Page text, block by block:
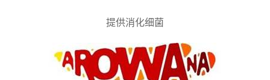
提供消化细菌